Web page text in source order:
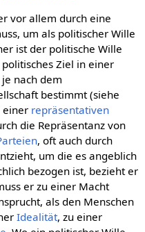
vor allem durch eine
um als politischer Wille
ist der politische Wille
Ziel in einer
nach dem
bestimmt (siehe
einer repräsentativen
die Repräsentanz von
, oft auch durch
um die es angeblich
bezogen ist, bezieht er
er zu einer Macht
als den Menschen
Idealität, zu einer